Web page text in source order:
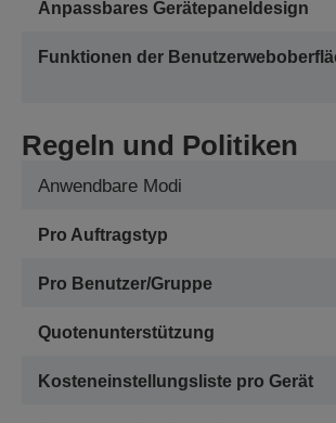
Anpassbares Gerätepaneldesign
Funktionen der
Regeln und Politiken
Anwendbare Modi
Pro Auftragstyp
Pro Benutzer/Gruppe
Quotenunterstützung
Kosteneinstellungsliste pro Gerät